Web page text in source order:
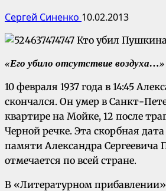
Сергей Синенко 10.02.2013
«Его убило отсутствие
10 февраля 1937 года в 14:45
скончался. Он умер в Санкт-
квартире на Мойке, 12 после
Черной речке. Эта скорбная
памяти Александра
отмечается по всей стране.
В «Литературном